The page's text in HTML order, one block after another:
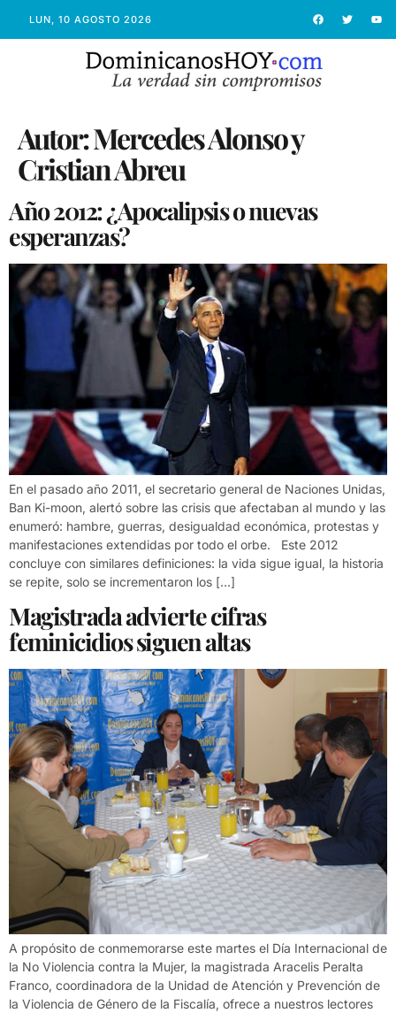
LUN, 10 AGOSTO 2026
Autor:Mercedes Alonso y
Cristian Abreu
Año 2012: ¿Apocalipsis o nuevas
esperanzas?
En el pasado año 2011, el secretario general de Naciones Unidas,
Ban Ki-moon, alertó sobre las crisis que afectaban al mundo y las
enumeró: hambre, guerras, desigualdad económica, protestas y
manifestaciones extendidas por todo el orbe. Este 2012
concluye con similares definiciones: la vida sigue igual, la historia
se repite, solo se incrementaron los […]
Magistrada advierte cifras
feminicidios siguen altas
A propósito de conmemorarse este martes el Día Internacional de
la No Violencia contra la Mujer, la magistrada Aracelis Peralta
Franco, coordinadora de la Unidad de Atención y Prevención de
la Violencia de Género de la Fiscalía, ofrece a nuestros lectores